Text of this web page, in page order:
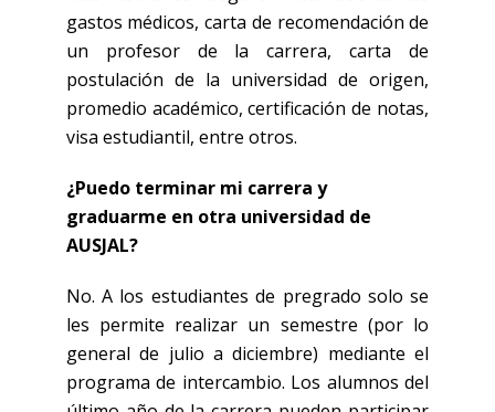
gastos médicos, carta de recomendación de
un profesor de la carrera, carta de
postulación de la universidad de origen,
promedio académico, certificación de notas,
visa estudiantil, entre otros.
¿Puedo terminar mi carrera y
graduarme en otra universidad de
AUSJAL?
No. A los estudiantes de pregrado solo se
les permite realizar un semestre (por lo
general de julio a diciembre) mediante el
programa de intercambio. Los alumnos del